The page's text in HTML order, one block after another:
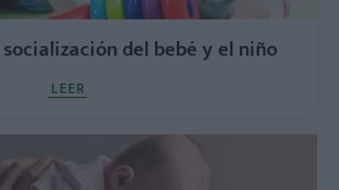
del bebé y el niño
LEER